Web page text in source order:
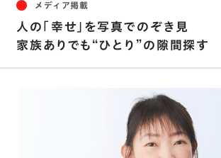
メディア掲載
人の「幸せ」を写真でのぞき見
家族ありでも“ひとり”の隙間探す